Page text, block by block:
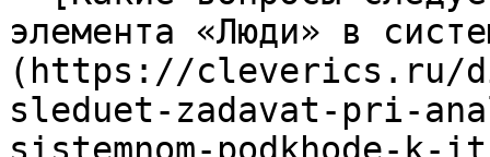
элемента «Люди» в
(https://cleverics.ru/
sleduet-zadavat-pri-